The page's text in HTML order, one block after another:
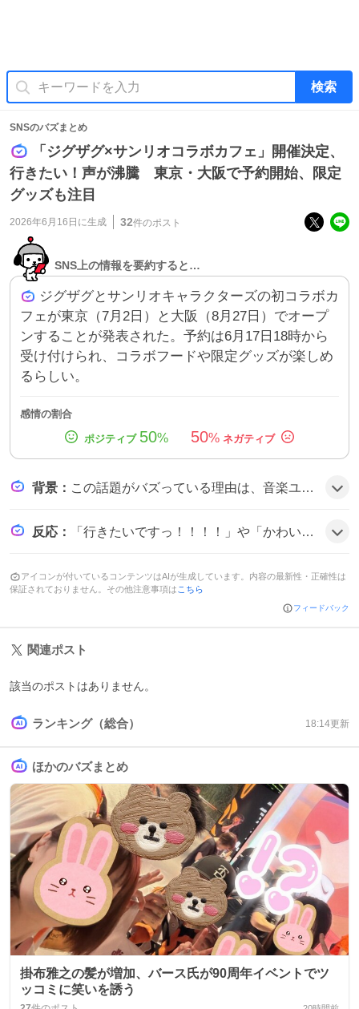
検索
SNSのバズまとめ
「ジグザグ×サンリオコラボカフェ」開催決定、
行きたい！声が沸騰 東京・大阪で予約開始、限定
グッズも注目
2026年6月16日 に生成 32件のポスト
SNS上の情報を要約すると…
ジグザグとサンリオキャラクターズの初コラボカ
フェが東京（7月2日）と大阪（8月27日）でオープ
ンすることが発表された。予約は6月17日18時から
受け付けられ、コラボフードや限定グッズが楽しめ
るらしい。
感情の割合
50% 50%
背景 ： この話題がバズっている理由は、音楽ユニットジグザグの10周年と、サンリオの人気キャラがコラボするという夢の組み合わせが多くのファンの期待を呼び、東京・大阪という大都市での開催が話題性を高めたことにあるようだ。
反応 ： 「行きたいですっ！！！！」や「かわいいがすぎる」「最高だZ過ぎだぜぇ」など、ファンは「めっちゃ行きたい」「コラボフードが楽しみ」などと熱狂的に期待している様子だ。
アイコンが付いているコンテンツはAIが生成しています。内容の最新性・正確性は
保証されておりません。その他注意事項は こちら
フィードバック
関連ポスト
該当のポストはありません。
ランキング（総合） 18:14更新
ほかのバズまとめ
掛布雅之の髪が増加、バース氏が90周年イベントでツ
ッコミに笑いを誘う